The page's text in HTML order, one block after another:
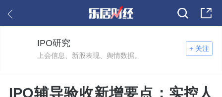
+ 关注
IPO研究
上会信息、新股表现、舆情数据。
IPO辅导验收新增要点：实控人